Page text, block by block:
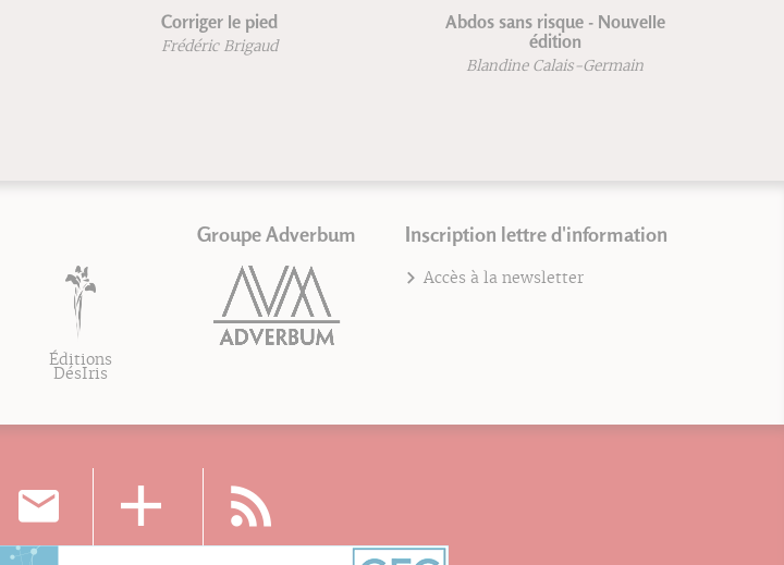
Corriger le pied
Frédéric Brigaud
Abdos sans risque - Nouvelle
édition
Blandine Calais-Germain
Éditions
DésIris
Groupe Adverbum Inscription lettre d'information
Accès à la newsletter